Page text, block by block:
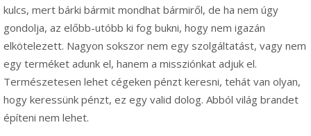
kulcs, mert bárki bármit mondhat bármiről, de ha nem úgy
gondolja, az előbb-utóbb ki fog bukni, hogy nem igazán
elkötelezett. Nagyon sokszor nem egy szolgáltatást, vagy nem
egy terméket adunk el, hanem a missziónkat adjuk el.
Természetesen lehet cégeken pénzt keresni, tehát van olyan,
hogy keressünk pénzt, ez egy valid dolog. Abból világ brandet
építeni nem lehet.